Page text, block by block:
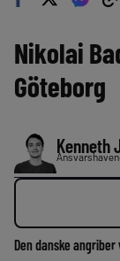
Nikolai
Göteborg
Kenneth
Den danske